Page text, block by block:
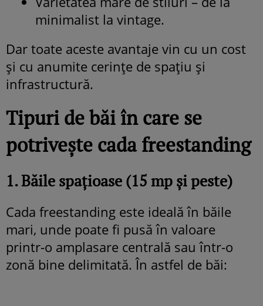
minimalist la vintage.
Dar toate aceste avantaje vin cu un cost
și cu anumite cerințe de spațiu și
infrastructură.
Tipuri de băi în care se
potrivește cada freestanding
1. Băile spațioase (15 mp și peste)
Cada freestanding este ideală în băile
mari, unde poate fi pusă în valoare
printr-o amplasare centrală sau într-o
zonă bine delimitată. În astfel de băi: